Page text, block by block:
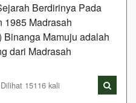
Berdirinya Pada
1985 Madrasah
Mamuju adalah
dari Madrasah
15116 kali